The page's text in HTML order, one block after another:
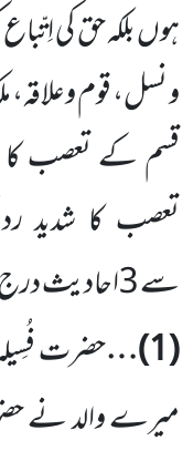
ہوں بلکہ حق کی
و نسل، قوم
قسم کے تعصب کا
تعصب کا شدید
سے3احادیث
(
1
)…حضرت
میرے والد نے